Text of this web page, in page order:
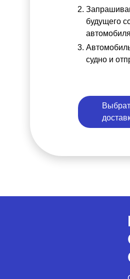
будущего
судно и